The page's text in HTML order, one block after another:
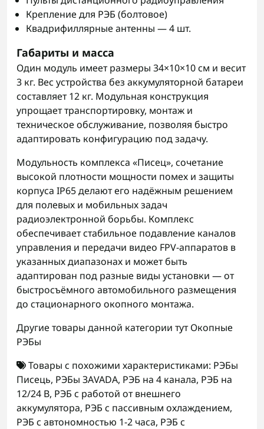
Крепление для РЭБ (болтовое)
Квадрифиллярные антенны — 4 шт.
Габариты и масса
Один модуль имеет размеры 34×10×10 см и весит
3 кг. Вес устройства без аккумуляторной батареи
составляет 12 кг. Модульная конструкция
упрощает транспортировку, монтаж и
техническое обслуживание, позволяя быстро
адаптировать конфигурацию под задачу.
Модульность комплекса «Писец», сочетание
высокой плотности мощности помех и защиты
корпуса IP65 делают его надёжным решением
для полевых и мобильных задач
радиоэлектронной борьбы. Комплекс
обеспечивает стабильное подавление каналов
управления и передачи видео FPV-аппаратов в
указанных диапазонах и может быть
адаптирован под разные виды установки — от
быстросъёмного автомобильного размещения
до стационарного окопного монтажа.
Другие товары данной категории тутОкопные
РЭБы
Товары с похожими характеристиками: РЭБы
Писець, РЭБы ЗАVADA, РЭБ на 4 канала, РЭБ на
12/24 В, РЭБ с работой от внешнего
аккумулятора, РЭБ с пассивным охлаждением,
РЭБ с автономностью 1-2 часа, РЭБ с